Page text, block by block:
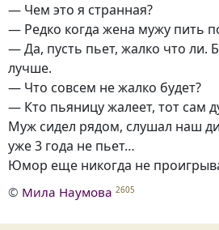
— Чем это я странная?
— Редко когда жена мужу пить
— Да, пусть пьет, жалко что ли.
лучше.
— Что совсем не жалко будет?
— Кто пьяницу жалеет, тот сам
Муж сидел рядом, слушал наш
уже 3 года не пьет…
Юмор еще никогда не
© Мила Наумова 2605